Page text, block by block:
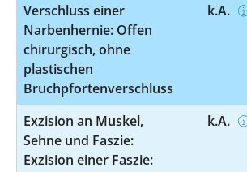
Verschluss einer
Narbenhernie: Offen
chirurgisch, ohne
plastischen
Bruchpfortenverschluss
k.A.
Exzision an Muskel,
Sehne und Faszie:
Exzision einer Faszie:
k.A.